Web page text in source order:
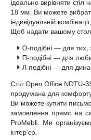
ідеально вирівняти стіл
18 мм. Ви можете
індивідуальній
Щоб надати вашому
О-подібні — для тих,
П-подібні — для
Л-подібні — для
Стіл Open Office NDTU-
продумана для
Ви можете купити
замовлення прямо на
ProMebli. Ми
інтер'єр.